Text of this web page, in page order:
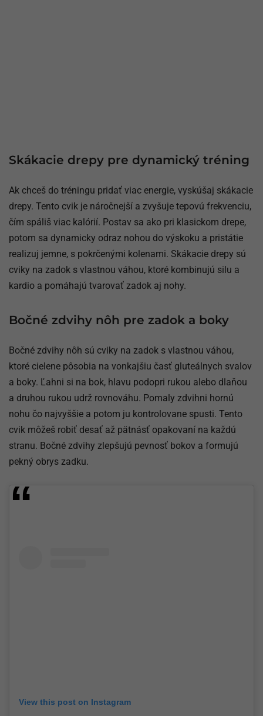
Skákacie drepy pre dynamický tréning
Ak chceš do tréningu pridať viac energie, vyskúšaj skákacie
drepy. Tento cvik je náročnejší a zvyšuje tepovú frekvenciu,
čím spáliš viac kalórií. Postav sa ako pri klasickom drepe,
potom sa dynamicky odraz nohou do výskoku a pristátie
realizuj jemne, s pokrčenými kolenami. Skákacie drepy sú
cviky na zadok s vlastnou váhou, ktoré kombinujú silu a
kardio a pomáhajú tvarovať zadok aj nohy.
Bočné zdvihy nôh pre zadok a boky
Bočné zdvihy nôh sú cviky na zadok s vlastnou váhou,
ktoré cielene pôsobia na vonkajšiu časť gluteálnych svalov
a boky. Ľahni si na bok, hlavu podopri rukou alebo dlaňou
a druhou rukou udrž rovnováhu. Pomaly zdvihni hornú
nohu čo najvyššie a potom ju kontrolovane spusti. Tento
cvik môžeš robiť desať až pätnásť opakovaní na každú
stranu. Bočné zdvihy zlepšujú pevnosť bokov a formujú
pekný obrys zadku.
View this post on Instagram